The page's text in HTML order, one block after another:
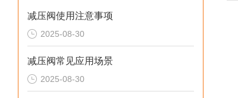
减压阀使用注意事项
2025-08-30
减压阀常见应用场景
2025-08-30